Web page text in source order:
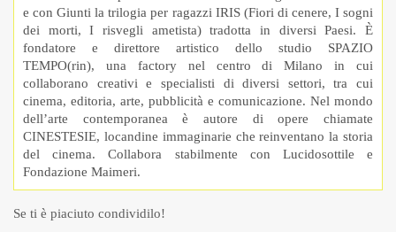
e con Giunti la trilogia per ragazzi IRIS (Fiori di cenere, I sogni
dei morti, I risvegli ametista) tradotta in diversi Paesi. È
fondatore e direttore artistico dello studio SPAZIO
TEMPO(rin), una factory nel centro di Milano in cui
collaborano creativi e specialisti di diversi settori, tra cui
cinema, editoria, arte, pubblicità e comunicazione. Nel mondo
dell’arte contemporanea è autore di opere chiamate
CINESTESIE, locandine immaginarie che reinventano la storia
del cinema. Collabora stabilmente con Lucidosottile e
Fondazione Maimeri.
Se ti è piaciuto condividilo!